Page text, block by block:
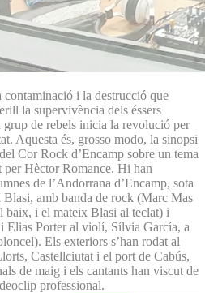
i la destrucció que
la supervivència dels éssers
de rebels inicia la revolució per
Aquesta és, grosso modo, la sinopsi
Cor Rock d’Encamp sobre un tema
Hèctor Romance. Hi han
de l’Andorrana d’Encamp, sota
amb banda de rock (Marc Mas
baix, i el mateix Blasi al teclat) i
Elias Porter al violí, Sílvia García, a
Els exteriors s’han rodat al
Castellciutat i el port de Cabús,
de maig i els cantants han viscut de
professional.